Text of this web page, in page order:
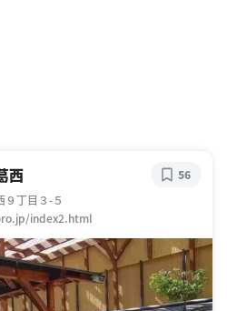
西
９丁目３-５
index2.html
56